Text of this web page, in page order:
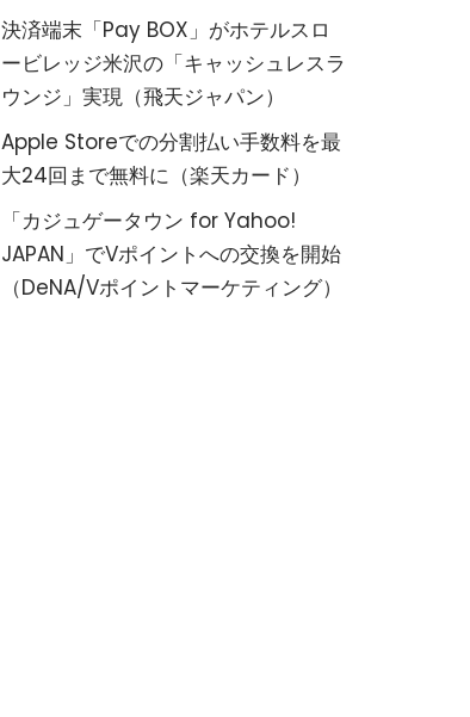
決済端末「Pay BOX」がホテルスロ
ービレッジ米沢の「キャッシュレスラ
ウンジ」実現（飛天ジャパン）
Apple Storeでの分割払い手数料を最
大24回まで無料に（楽天カード）
「カジュゲータウン for Yahoo!
JAPAN」でVポイントへの交換を開始
（DeNA/Vポイントマーケティング）